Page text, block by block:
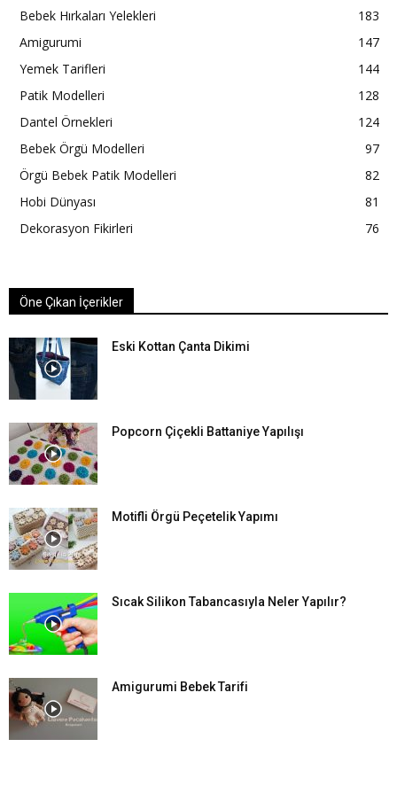
Bebek Hırkaları Yelekleri
183
Amigurumi
147
Yemek Tarifleri
144
Patik Modelleri
128
Dantel Örnekleri
124
Bebek Örgü Modelleri
97
Örgü Bebek Patik Modelleri
82
Hobi Dünyası
81
Dekorasyon Fikirleri
76
Öne Çıkan İçerikler
Eski Kottan Çanta Dikimi
Popcorn Çiçekli Battaniye Yapılışı
Motifli Örgü Peçetelik Yapımı
Sıcak Silikon Tabancasıyla Neler Yapılır?
Amigurumi Bebek Tarifi